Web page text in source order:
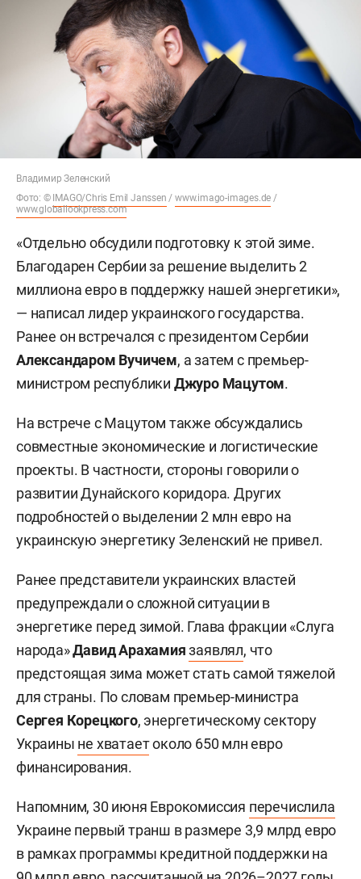
Владимир Зеленский
Фото: © IMAGO/Chris Emil Janssen /www.imago-images.de /
www.globallookpress.com
«Отдельно обсудили подготовку к этой зиме.
Благодарен Сербии за решение выделить 2
миллиона евро в поддержку нашей энергетики»,
— написал лидер украинского государства.
Ранее он встречался с президентом Сербии
Александаром Вучичем, а затем с премьер-
министром республики Джуро Мацутом.
На встрече с Мацутом также обсуждались
совместные экономические и логистические
проекты. В частности, стороны говорили о
развитии Дунайского коридора. Других
подробностей о выделении 2 млн евро на
украинскую энергетику Зеленский не привел.
Ранее представители украинских властей
предупреждали о сложной ситуации в
энергетике перед зимой. Глава фракции «Слуга
народа»Давид Арахамия заявлял, что
предстоящая зима может стать самой тяжелой
для страны. По словам премьер-министра
Сергея Корецкого, энергетическому сектору
Украины не хватаетоколо 650 млн евро
финансирования.
Напомним, 30 июня Еврокомиссия перечислила
Украине первый транш в размере 3,9 млрд евро
в рамках программы кредитной поддержки на